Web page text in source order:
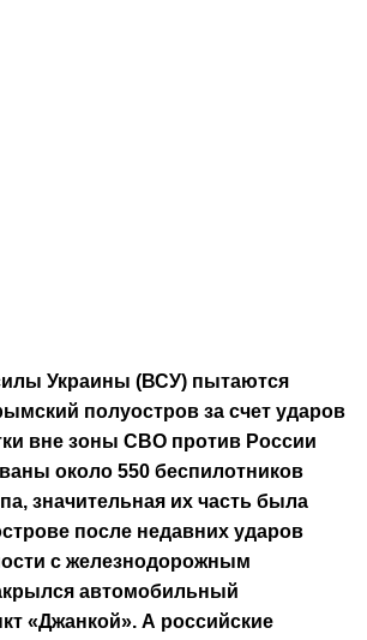
Украины (ВСУ) пытаются
полуостров за счет ударов
вне зоны СВО против России
около 550 беспилотников
значительная их часть была
после недавних ударов
с железнодорожным
автомобильный
«Джанкой». А российские